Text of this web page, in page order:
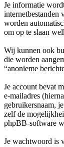
Je informatie
internetbestanden
worden
om op te slaan
Wij kunnen ook
die worden
“anonieme
Je account bevat
e-mailadres
gebruikersnaam,
zelf de
phpBB-software
Je wachtwoord is